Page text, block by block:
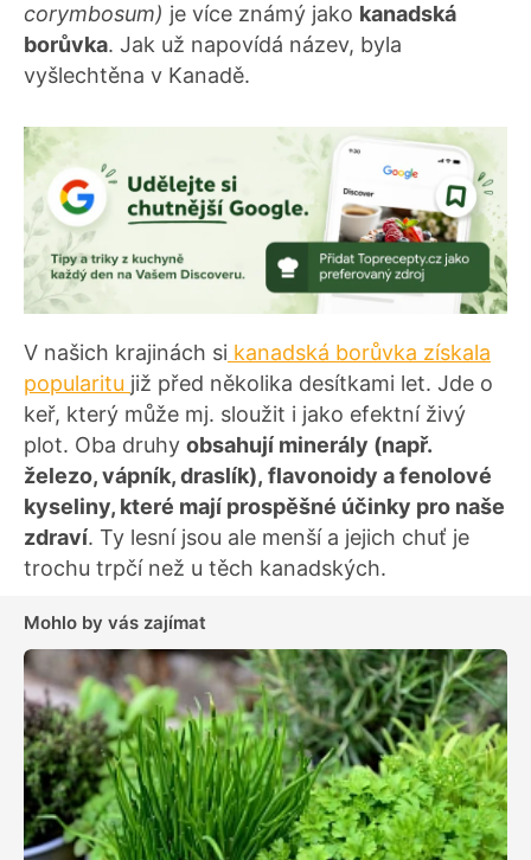
corymbosum) je více známý jako kanadská
borůvka. Jak už napovídá název, byla
vyšlechtěna v Kanadě.
V našich krajinách si kanadská borůvka získala
popularitu již před několika desítkami let. Jde o
keř, který může mj. sloužit i jako efektní živý
plot. Oba druhy obsahují minerály (např.
železo, vápník, draslík), flavonoidy a fenolové
kyseliny, které mají prospěšné účinky pro naše
zdraví. Ty lesní jsou ale menší a jejich chuť je
trochu trpčí než u těch kanadských.
Mohlo by vás zajímat